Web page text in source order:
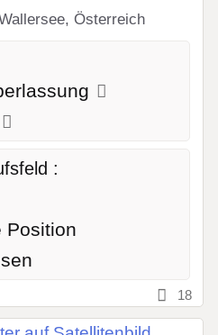
Österreich
:
Position
18